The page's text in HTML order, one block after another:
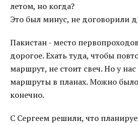
летом, но когда?
Это был минус, не договорили
Пакистан - место
дорогое. Ехать туда, чтобы
маршрут, не стоит свеч. Но у
маршруты в планах. Можно было
конечно.
С Сергеем решили, что